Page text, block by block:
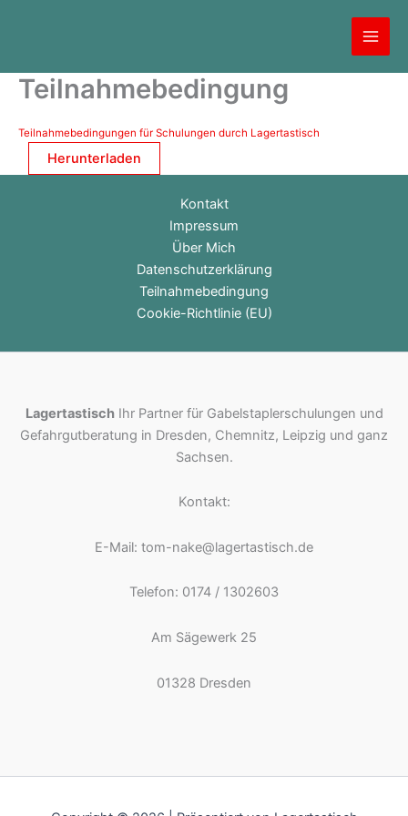
Teilnahmebedingung
Teilnahmebedingungen für Schulungen durch Lagertastisch
Herunterladen
Kontakt
Impressum
Über Mich
Datenschutzerklärung
Teilnahmebedingung
Cookie-Richtlinie (EU)
LagertastischIhr Partner für Gabelstaplerschulungen und
Gefahrgutberatung in Dresden, Chemnitz, Leipzig und ganz
Sachsen.
Kontakt:
E-Mail: tom-nake@lagertastisch.de
Telefon: 0174 / 1302603
Am Sägewerk 25
01328 Dresden